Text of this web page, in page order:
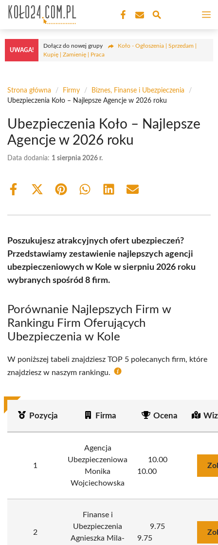
Przejdź
treści
UWAGA!
Dołącz do nowej grupy
Koło - Ogłoszenia | Sprzedam |
Kupię | Zamienię | Praca
Strona główna / Firmy / Biznes, Finanse i Ubezpieczenia
/
Ubezpieczenia Koło – Najlepsze Agencje w 2026 roku
Ubezpieczenia Koło – Najlepsze
Agencje w 2026 roku
Data dodania: 1 sierpnia 2026 r.
Share
Share
(Twitter)
Share Share Share Share
Poszukujesz atrakcyjnych ofert ubezpieczeń?
Przedstawiamy zestawienie najlepszych agencji
ubezpieczeniowych w Kole w sierpniu 2026 roku
wybranych spośród 8 firm.
Porównanie Najlepszych Firm w
Rankingu Firm Oferujących
Ubezpieczenia w Kole
W poniższej tabeli znajdziesz TOP 5 polecanych firm, które
znajdziesz w naszym rankingu.
Pozycja Firma Ocena
1
Agencja
Ubezpieczeniowa
Monika
Wojciechowska
10.00
10.00
2
Finanse i
Ubezpieczenia
Agnieszka Mila-
9.75
9.75